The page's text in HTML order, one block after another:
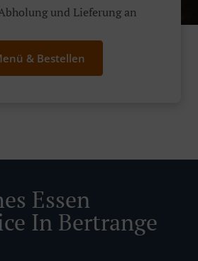
und Lieferung an
& Bestellen
Essen
In Bertrange